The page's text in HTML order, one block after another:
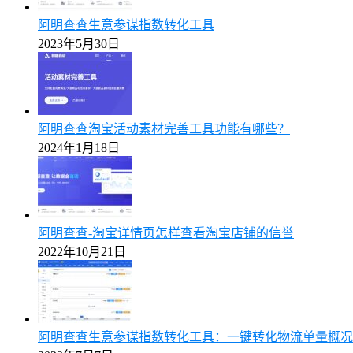
阿明查查生意参谋指数转化工具
2023年5月30日
阿明查查淘宝活动素材完善工具功能有哪些？
2024年1月18日
阿明查查-淘宝详情页怎样查看淘宝店铺的信誉
2022年10月21日
阿明查查生意参谋指数转化工具：一键转化物流单量概